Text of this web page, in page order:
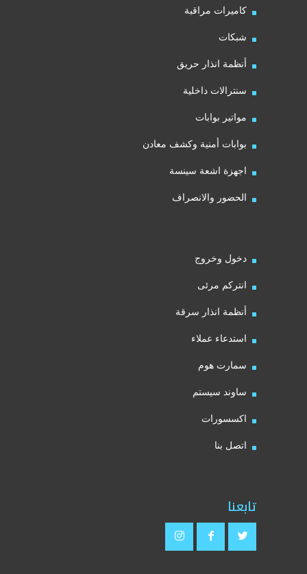
كاميرات مراقبة
شبكات
أنظمة انذار حريق
سنترالات داخلية
مواتير بوابات
بوابات أمنية وكشف معادن
اجهزة اشعة سينسة
الحضور والانصراف
دخول وخروج
انتركم مرئى
أنظمة انذار سرقة
استدعاء عملاء
سمارت هوم
ساوند سيستم
اكسسورات
اتصل بنا
تابعنا